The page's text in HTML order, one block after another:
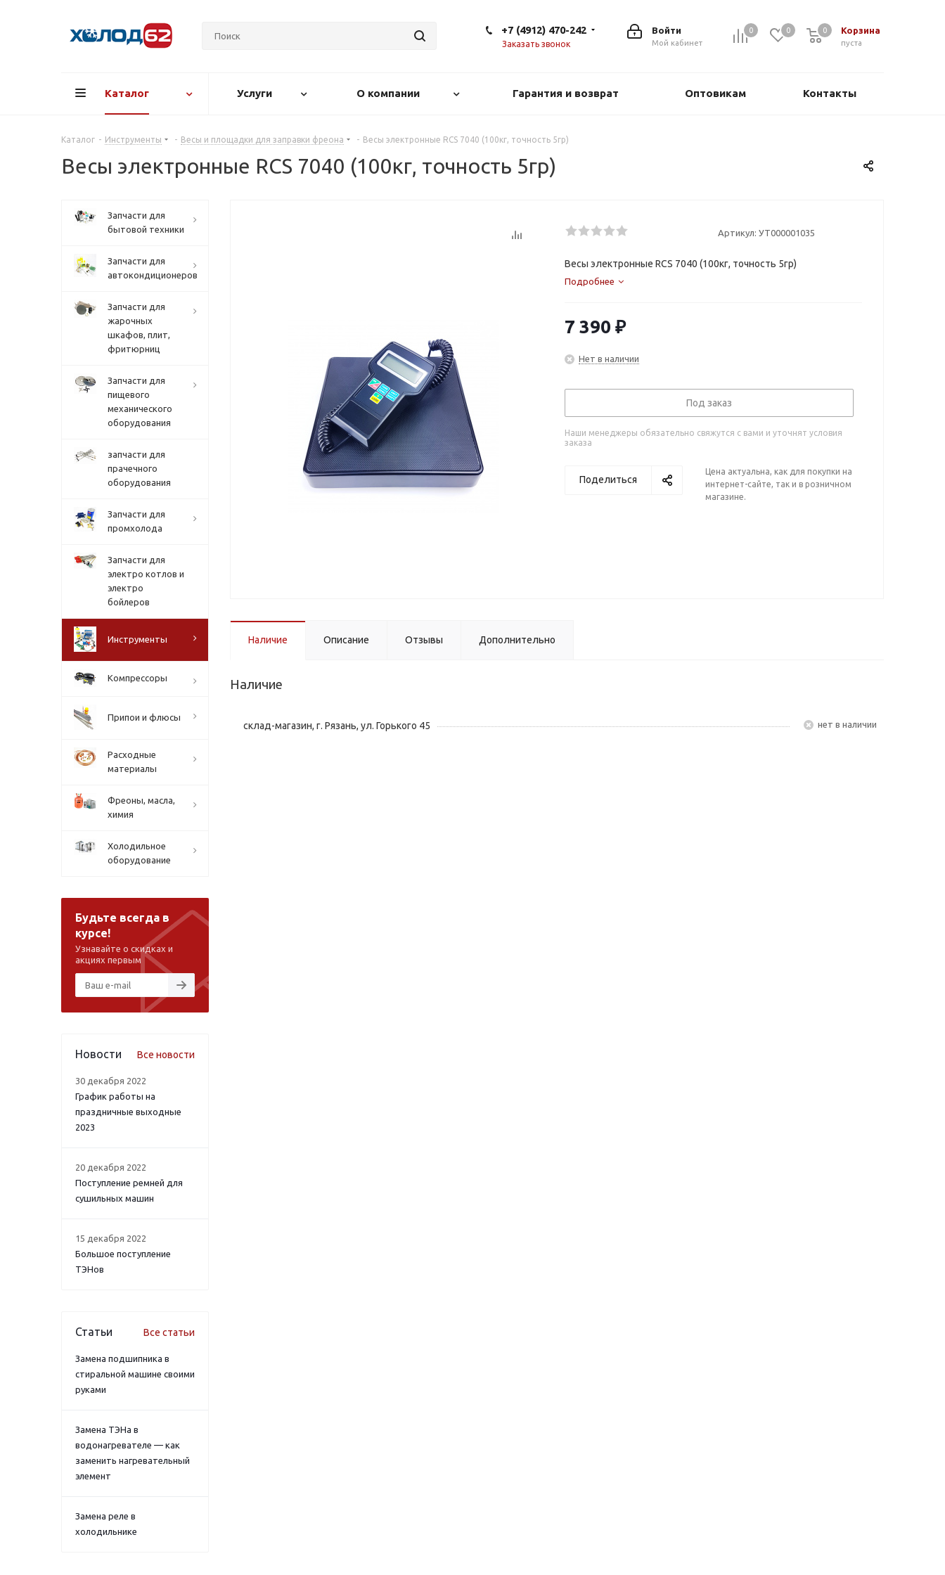
0 0 Корзина
0
пуста
0
Войти
Мой кабинет
+7 (4912) 470-242
Заказать звонок
Каталог Услуги О компании Гарантия и возврат Оптовикам Контакты
Каталог - Инструменты - Весы и площадки для заправки фреона - Весы электронные RCS 7040 (100кг, точность 5гр)
Весы электронные RCS 7040 (100кг, точность 5гр)
Артикул: УТ000001035
Весы электронные RCS 7040 (100кг, точность 5гр)
Подробнее
7 390 ₽
Нет в наличии
Под заказ
Наши менеджеры обязательно свяжутся с вами и уточнят условия
заказа
Поделиться
Цена актуальна, как для покупки на
интернет-сайте, так и в розничном
магазине.
Наличие Описание Отзывы Дополнительно
Наличие
склад-магазин, г. Рязань, ул. Горького 45 Нет в наличии
Запчасти для
бытовой техники
Запчасти для
автокондиционеров
Запчасти для
жарочных
шкафов, плит,
фритюрниц
Запчасти для
пищевого
механического
оборудования
запчасти для
прачечного
оборудования
Запчасти для
промхолода
Запчасти для
электро котлов и
электро
бойлеров
Инструменты
Компрессоры
Припои и флюсы
Расходные
материалы
Фреоны, масла,
химия
Холодильное
оборудование
Будьте всегда в
курсе!
Узнавайте о скидках и
акциях первым
Новости Все новости
30 декабря 2022
График работы на
праздничные выходные
2023
20 декабря 2022
Поступление ремней для
сушильных машин
15 декабря 2022
Большое поступление
ТЭНов
Статьи Все статьи
Замена подшипника в
стиральной машине своими
руками
Замена ТЭНа в
водонагревателе — как
заменить нагревательный
элемент
Замена реле в
холодильнике